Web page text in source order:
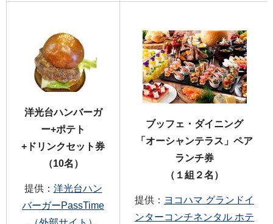
洋光台ハンバーガ
ー+ポテト
+ドリンクセット券
（10名）
提供： 洋光台ハン
バーガーPassTime
ブッフェ・ダイニング
「オーシャンテラス」ペア
ランチ券
（１組２名）
提供： ヨコハマ グランドイ
ンターコンチネンタル ホテ